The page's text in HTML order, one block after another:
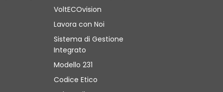
VoltECOvision
Lavora con Noi
Sistema di Gestione
Integrato
Modello 231
Codice Etico